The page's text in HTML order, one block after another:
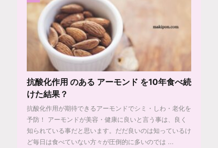
抗酸化作用 のある アーモンド を10年食べ続
けた結果？
抗酸化作用が期待できるアーモンドでシミ・しわ・老化を
予防！ アーモンドが美容・健康に良いと言う事は、良く
知られている事だと思います。だだ良いのは知っているけ
ど毎日は食べていない方々が圧倒的に多いのでは ...